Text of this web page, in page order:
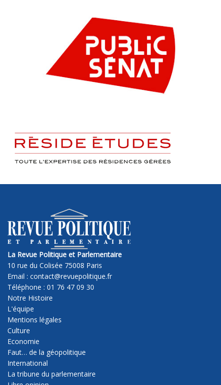
La Revue Politique et Parlementaire
10 rue du Colisée 75008 Paris
Email : contact@revuepolitique.fr
Téléphone : 01 76 47 09 30
Notre Histoire
L'équipe
Mentions légales
Culture
Economie
Faut… de la géopolitique
International
La tribune du parlementaire